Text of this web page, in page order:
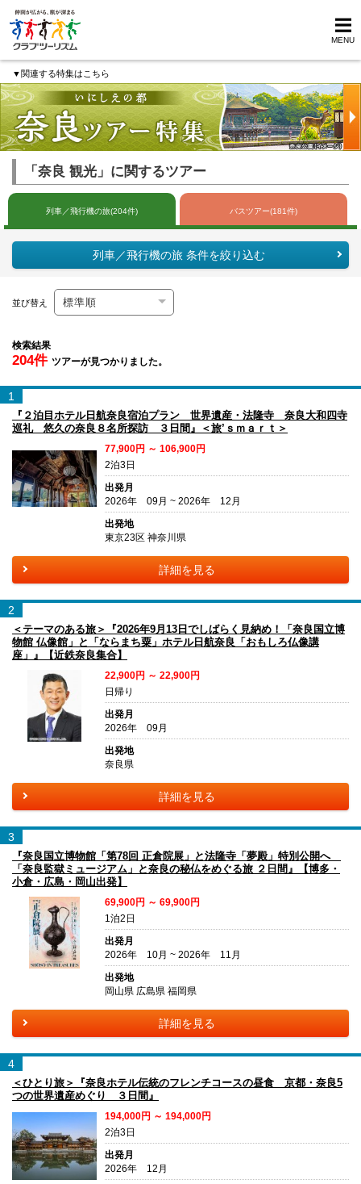
MENU
▼関連する特集はこちら
「奈良 観光」に関するツアー
列車／飛行機の旅(204件) バスツアー(181件)
列車／飛行機の旅 条件を絞り込む
並び替え
検索結果
204件 ツアーが見つかりました。
1
『２泊目ホテル日航奈良宿泊プラン 世界遺産・法隆寺 奈良大和四寺
巡礼 悠久の奈良８名所探訪 ３日間』＜旅’ｓｍａｒｔ＞
77,900円 ～ 106,900円
2泊3日
出発月
2026年 09月 ~ 2026年 12月
出発地
東京23区 神奈川県
詳細を見る
2
＜テーマのある旅＞『2026年9月13日でしばらく見納め！「奈良国立博
物館 仏像館」と「ならまち粟」ホテル日航奈良「おもしろ仏像講
座」』【近鉄奈良集合】
22,900円 ～ 22,900円
日帰り
出発月
2026年 09月
出発地
奈良県
詳細を見る
3
『奈良国立博物館「第78回 正倉院展」と法隆寺「夢殿」特別公開へ
「奈良監獄ミュージアム」と奈良の秘仏をめぐる旅 ２日間』【博多・
小倉・広島・岡山出発】
69,900円 ～ 69,900円
1泊2日
出発月
2026年 10月 ~ 2026年 11月
出発地
岡山県 広島県 福岡県
詳細を見る
4
＜ひとり旅＞『奈良ホテル伝統のフレンチコースの昼食 京都・奈良5
つの世界遺産めぐり ３日間』
194,000円 ～ 194,000円
2泊3日
出発月
2026年 12月